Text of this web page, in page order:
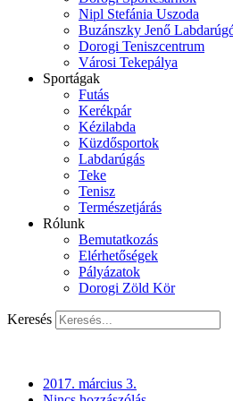
Nipl Stefánia Uszoda
Buzánszky Jenő
Dorogi Teniszcentrum
Városi Tekepálya
Sportágak
Futás
Kerékpár
Kézilabda
Küzdősportok
Labdarúgás
Teke
Tenisz
Természetjárás
Rólunk
Bemutatkozás
Elérhetőségek
Pályázatok
Dorogi Zöld Kör
Keresés
2017. március 3.